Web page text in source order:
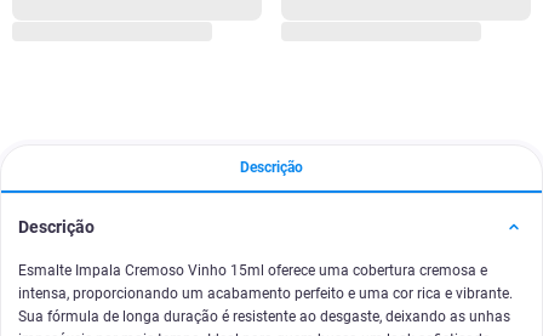
Descrição
Descrição
Esmalte Impala Cremoso Vinho 15ml oferece uma cobertura cremosa e
intensa, proporcionando um acabamento perfeito e uma cor rica e vibrante.
Sua fórmula de longa duração é resistente ao desgaste, deixando as unhas